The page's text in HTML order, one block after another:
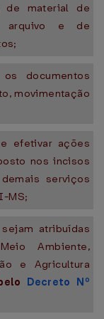
de material de
arquivo e de
documentos
movimentação
efetivar ações
nos incisos
serviços
MS;
atribuídas
Ambiente,
e Agricultura
Decreto Nº